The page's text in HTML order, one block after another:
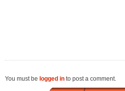
You must be logged in to post a comment.